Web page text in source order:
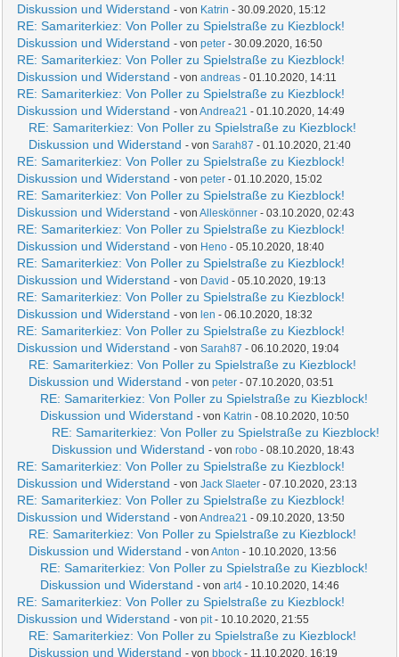
Diskussion und Widerstand - von Katrin - 30.09.2020, 15:12
RE: Samariterkiez: Von Poller zu Spielstraße zu Kiezblock!
Diskussion und Widerstand - vonpeter - 30.09.2020, 16:50
RE: Samariterkiez: Von Poller zu Spielstraße zu Kiezblock!
Diskussion und Widerstand - vonandreas - 01.10.2020, 14:11
RE: Samariterkiez: Von Poller zu Spielstraße zu Kiezblock!
Diskussion und Widerstand - vonAndrea21 - 01.10.2020, 14:49
RE: Samariterkiez: Von Poller zu Spielstraße zu Kiezblock!
Diskussion und Widerstand - vonSarah87 - 01.10.2020, 21:40
RE: Samariterkiez: Von Poller zu Spielstraße zu Kiezblock!
Diskussion und Widerstand - vonpeter - 01.10.2020, 15:02
RE: Samariterkiez: Von Poller zu Spielstraße zu Kiezblock!
Diskussion und Widerstand - vonAlleskönner - 03.10.2020, 02:43
RE: Samariterkiez: Von Poller zu Spielstraße zu Kiezblock!
Diskussion und Widerstand - von Heno - 05.10.2020, 18:40
RE: Samariterkiez: Von Poller zu Spielstraße zu Kiezblock!
Diskussion und Widerstand - von David - 05.10.2020, 19:13
RE: Samariterkiez: Von Poller zu Spielstraße zu Kiezblock!
Diskussion und Widerstand - von len - 06.10.2020, 18:32
RE: Samariterkiez: Von Poller zu Spielstraße zu Kiezblock!
Diskussion und Widerstand - vonSarah87 - 06.10.2020, 19:04
RE: Samariterkiez: Von Poller zu Spielstraße zu Kiezblock!
Diskussion und Widerstand - vonpeter - 07.10.2020, 03:51
RE: Samariterkiez: Von Poller zu Spielstraße zu Kiezblock!
Diskussion und Widerstand - von Katrin - 08.10.2020, 10:50
RE: Samariterkiez: Von Poller zu Spielstraße zu Kiezblock!
Diskussion und Widerstand - vonrobo - 08.10.2020, 18:43
RE: Samariterkiez: Von Poller zu Spielstraße zu Kiezblock!
Diskussion und Widerstand - vonJack Slaeter - 07.10.2020, 23:13
RE: Samariterkiez: Von Poller zu Spielstraße zu Kiezblock!
Diskussion und Widerstand - vonAndrea21 - 09.10.2020, 13:50
RE: Samariterkiez: Von Poller zu Spielstraße zu Kiezblock!
Diskussion und Widerstand - vonAnton - 10.10.2020, 13:56
RE: Samariterkiez: Von Poller zu Spielstraße zu Kiezblock!
Diskussion und Widerstand - vonart4 - 10.10.2020, 14:46
RE: Samariterkiez: Von Poller zu Spielstraße zu Kiezblock!
Diskussion und Widerstand - vonpit- 10.10.2020, 21:55
RE: Samariterkiez: Von Poller zu Spielstraße zu Kiezblock!
Diskussion und Widerstand - von bbock - 11.10.2020, 16:19